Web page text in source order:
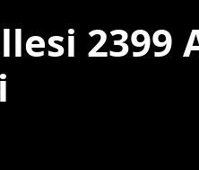
2399